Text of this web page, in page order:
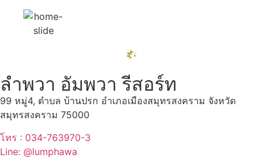
ลำพวา อัมพวา รีสอร์ท
99 หมู่4, ตำบล บ้านปรก อำเภอเมืองสมุทรสงคราม จังหวัด
สมุทรสงคราม 75000
โทร : 034-763970-3
Line: @lumphawa